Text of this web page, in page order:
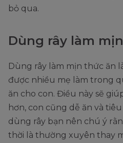
bỏ qua.
Dùng rây làm
Dùng rây làm mịn thức ăn
được nhiều mẹ làm trong
ăn cho con. Điều này sẽ
hơn, con cũng dễ ăn và
dùng rây bạn nên chú ý
thời là thường xuyên thay